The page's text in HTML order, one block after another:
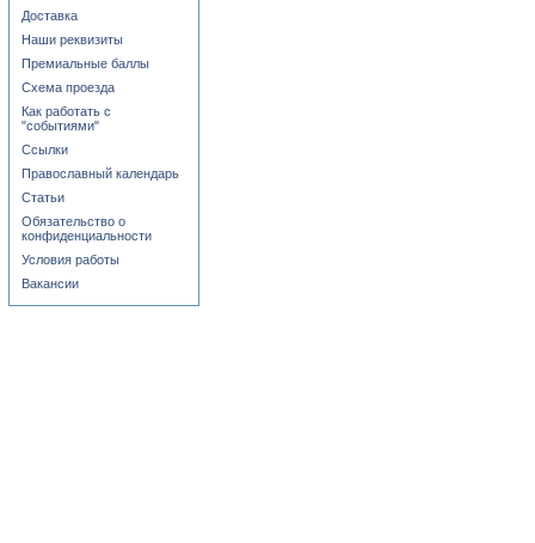
Доставка
Наши реквизиты
Премиальные баллы
Схема проезда
Как работать с
"событиями"
Ссылки
Православный календарь
Статьи
Обязательство о
конфиденциальности
Условия работы
Вакансии